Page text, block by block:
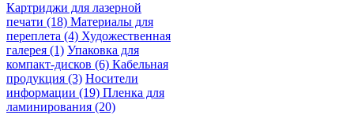
Картриджи для лазерной
печати (18) Материалы для
переплета (4) Художественная
галерея (1) Упаковка для
компакт-дисков (6) Кабельная
продукция (3) Носители
информации (19) Пленка для
ламинирования (20)